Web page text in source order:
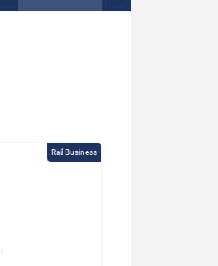
Rail Business